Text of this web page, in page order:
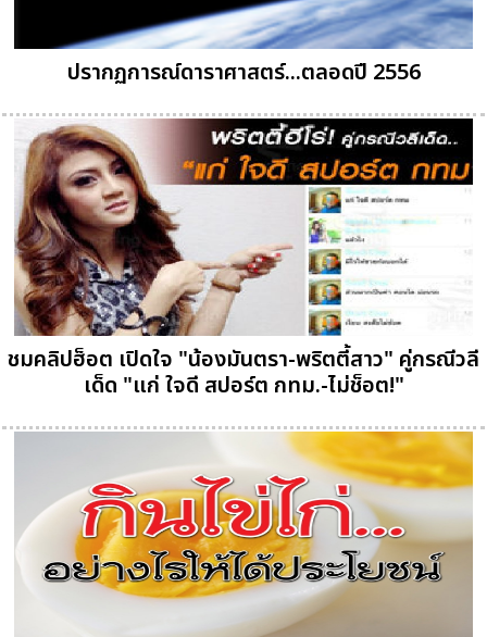
ปรากฏการณ์ดาราศาสตร์...ตลอดปี 2556
ชมคลิปฮ็อต เปิดใจ "น้องมันตรา-พริตตี้สาว" คู่กรณีวลี
เด็ด "แก่ ใจดี สปอร์ต กทม.-ไม่ช็อต!"